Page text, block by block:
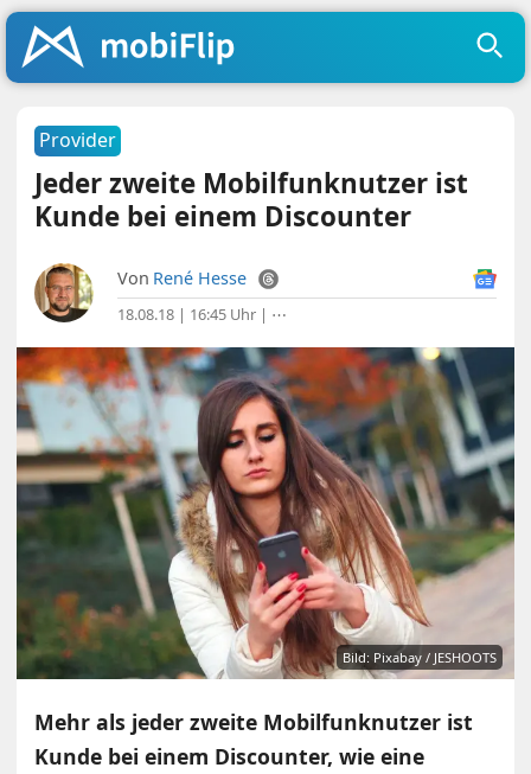
Provider
Jeder zweite Mobilfunknutzer ist
Kunde bei einem Discounter
Von René Hesse
18.08.18 | 16:45 Uhr | ⋯
Bild: Pixabay / JESHOOTS
Mehr als jeder zweite Mobilfunknutzer ist
Kunde bei einem Discounter, wie eine